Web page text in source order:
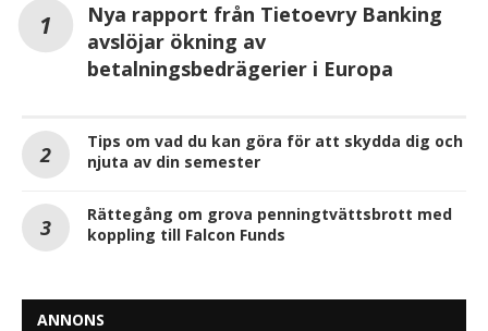
Nya rapport från Tietoevry Banking
avslöjar ökning av
betalningsbedrägerier i Europa
Tips om vad du kan göra för att skydda dig och
njuta av din semester
Rättegång om grova penningtvättsbrott med
koppling till Falcon Funds
ANNONS